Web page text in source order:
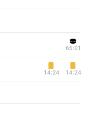
65:01
14:24 14:24